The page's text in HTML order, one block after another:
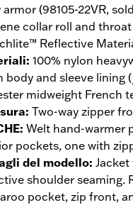
armor (98105-22VR,
collar roll and
Reflective
: 100% nylon
body and sleeve lining
midweight French
: Two-way zipper
: Welt hand-warmer
pockets, one with
del modello:
shoulder seaming.
pocket, zip front,